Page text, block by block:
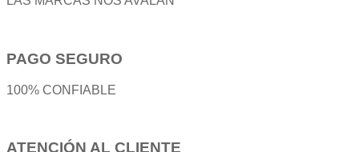
PAGO SEGURO
100% CONFIABLE
ATENCIÓN AL CLIENTE